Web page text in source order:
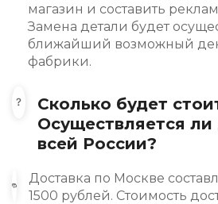
магазин и составить
Замена детали будет
ближайший возможный
фабрики.
Сколько будет
Осуществляется ли
всей России?
Доставка по Москве
1500 рублей. Стоимость